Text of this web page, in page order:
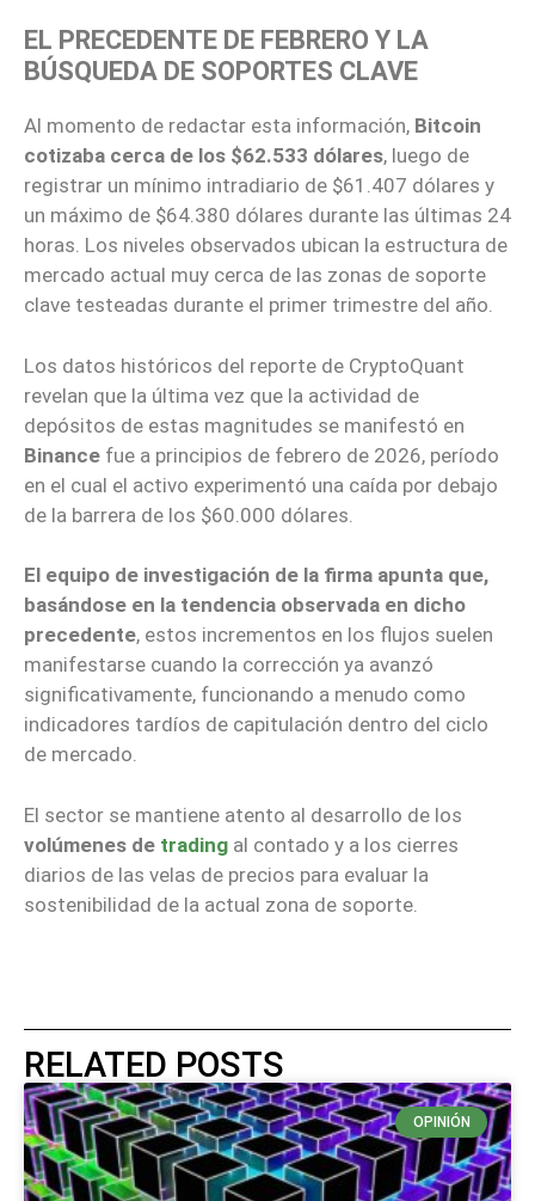
EL PRECEDENTE DE FEBRERO Y LA
BÚSQUEDA DE SOPORTES CLAVE
Al momento de redactar esta información, Bitcoin
cotizaba cerca de los $62.533 dólares, luego de
registrar un mínimo intradiario de $61.407 dólares y
un máximo de $64.380 dólares durante las últimas 24
horas. Los niveles observados ubican la estructura de
mercado actual muy cerca de las zonas de soporte
clave testeadas durante el primer trimestre del año.
Los datos históricos del reporte de CryptoQuant
revelan que la última vez que la actividad de
depósitos de estas magnitudes se manifestó en
Binance fue a principios de febrero de 2026, período
en el cual el activo experimentó una caída por debajo
de la barrera de los $60.000 dólares.
El equipo de investigación de la firma apunta que,
basándose en la tendencia observada en dicho
precedente, estos incrementos en los flujos suelen
manifestarse cuando la corrección ya avanzó
significativamente, funcionando a menudo como
indicadores tardíos de capitulación dentro del ciclo
de mercado.
El sector se mantiene atento al desarrollo de los
volúmenes de trading al contado y a los cierres
diarios de las velas de precios para evaluar la
sostenibilidad de la actual zona de soporte.
RELATED POSTS
OPINIÓN